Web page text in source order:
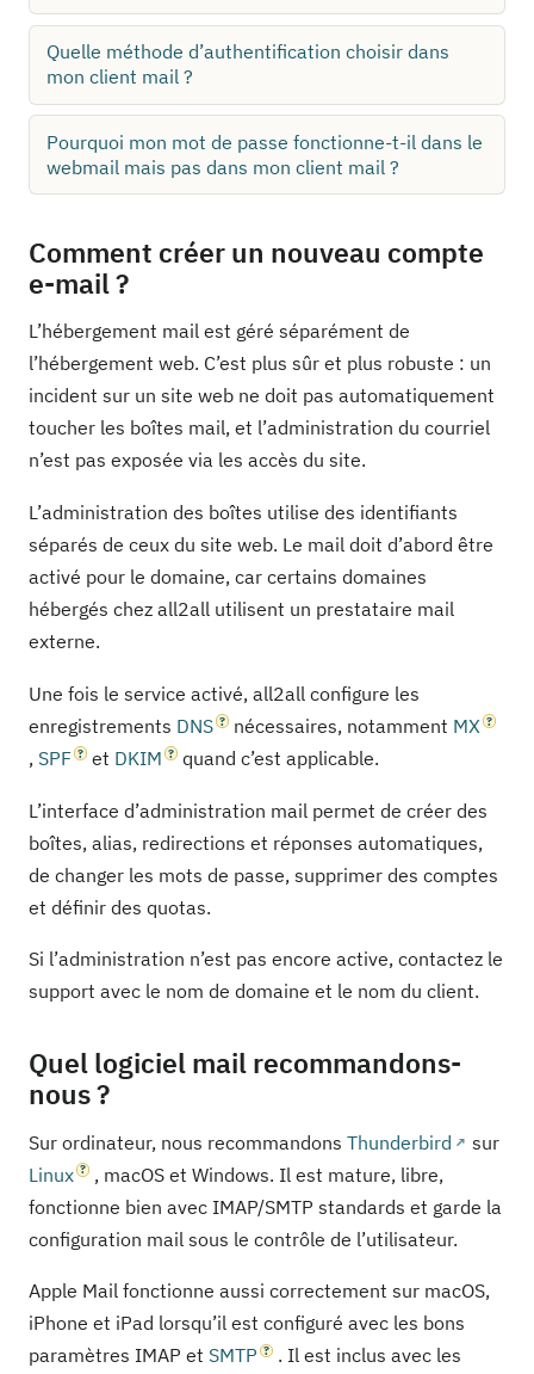
Quelle méthode d’authentification choisir dans
mon client mail ?
Pourquoi mon mot de passe fonctionne-t-il dans le
webmail mais pas dans mon client mail ?
Comment créer un nouveau compte
e-mail ?
L’hébergement mail est géré séparément de
l’hébergement web. C’est plus sûr et plus robuste : un
incident sur un site web ne doit pas automatiquement
toucher les boîtes mail, et l’administration du courriel
n’est pas exposée via les accès du site.
L’administration des boîtes utilise des identifiants
séparés de ceux du site web. Le mail doit d’abord être
activé pour le domaine, car certains domaines
hébergés chez all2all utilisent un prestataire mail
externe.
Une fois le service activé, all2all configure les
enregistrements DNS nécessaires, notamment MX
, SPF et DKIM quand c’est applicable.
L’interface d’administration mail permet de créer des
boîtes, alias, redirections et réponses automatiques,
de changer les mots de passe, supprimer des comptes
et définir des quotas.
Si l’administration n’est pas encore active, contactez le
support avec le nom de domaine et le nom du client.
Quel logiciel mail recommandons-
nous ?
Sur ordinateur, nous recommandons Thunderbird
sur
Linux
, macOS et Windows. Il est mature, libre,
fonctionne bien avec IMAP/SMTP standards et garde la
configuration mail sous le contrôle de l’utilisateur.
Apple Mail fonctionne aussi correctement sur macOS,
iPhone et iPad lorsqu’il est configuré avec les bons
paramètres IMAP et SMTP
. Il est inclus avec les